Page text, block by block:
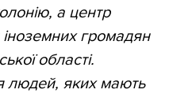
а центр
громадян
області.
людей, яких мають